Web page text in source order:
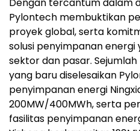
Pylontech membuktikan
proyek global, serta
solusi penyimpanan
sektor dan pasar.
yang baru diselesaikan
penyimpanan energi
200MW/400MWh, serta
fasilitas penyimpanan